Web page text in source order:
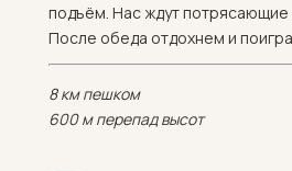
подъём. Нас ждут потрясающие
После обеда отдохнем и
8 км пешком
600 м перепад высот